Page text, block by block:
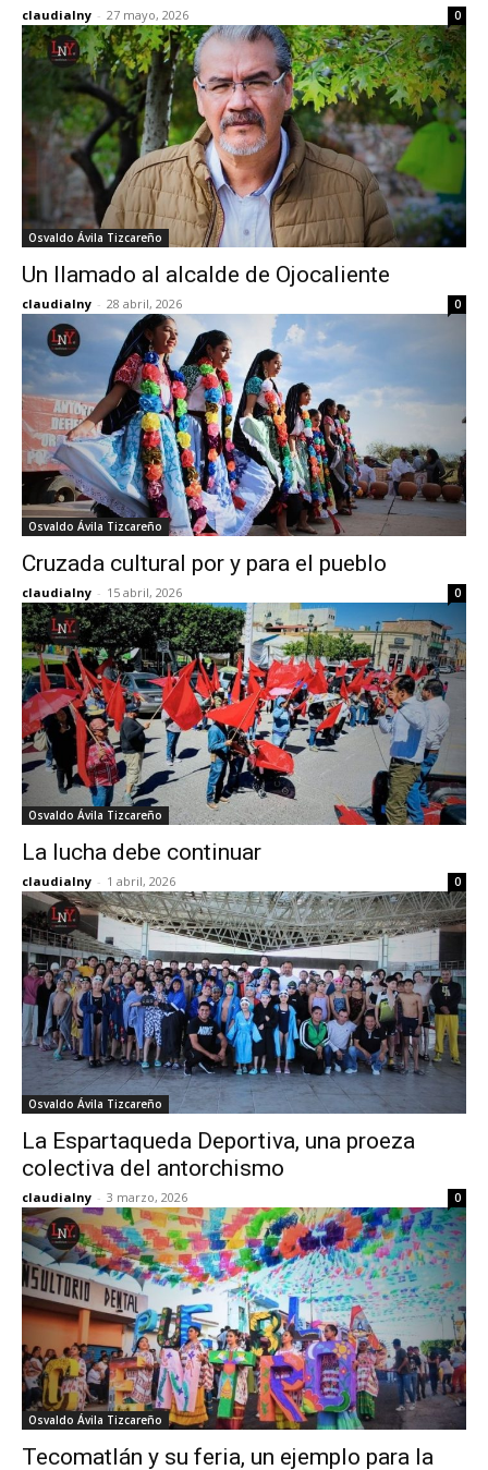
claudialny - 27 mayo, 2026 0
Osvaldo Ávila Tizcareño
Un llamado al alcalde de Ojocaliente
claudialny - 28 abril, 2026 0
Osvaldo Ávila Tizcareño
Cruzada cultural por y para el pueblo
claudialny - 15 abril, 2026 0
Osvaldo Ávila Tizcareño
La lucha debe continuar
claudialny - 1 abril, 2026 0
Osvaldo Ávila Tizcareño
La Espartaqueda Deportiva, una proeza
colectiva del antorchismo
claudialny - 3 marzo, 2026 0
Osvaldo Ávila Tizcareño
Tecomatlán y su feria, un ejemplo para la